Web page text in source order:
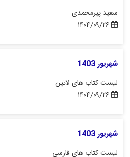
سعید پیرمحمدی
شهریور 1403
لیست کتاب های لاتین
شهریور 1403
لیست کتاب های فارسی